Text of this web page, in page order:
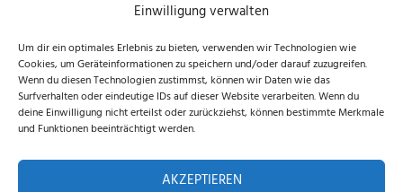
Einwilligung verwalten
Um dir ein optimales Erlebnis zu bieten, verwenden wir Technologien wie
Cookies, um Geräteinformationen zu speichern und/oder darauf zuzugreifen.
Wenn du diesen Technologien zustimmst, können wir Daten wie das
Surfverhalten oder eindeutige IDs auf dieser Website verarbeiten. Wenn du
deine Einwilligung nicht erteilst oder zurückziehst, können bestimmte Merkmale
und Funktionen beeinträchtigt werden.
AKZEPTIEREN
AONavi™-Technologiekombiniert der
Sunseeker X7 RTKRTK-GNSS und VSLAM, um
präzise Mähbahnen zu planen – ganz ohne die
Notwendigkeit von Begrenzungskabeln. Durch die
intelligente Echtzeit-Kartierung werden
Mähbereiche systematisch abgedeckt, während
individuelle Begrenzungen bequem per App
eingestellt werden können.